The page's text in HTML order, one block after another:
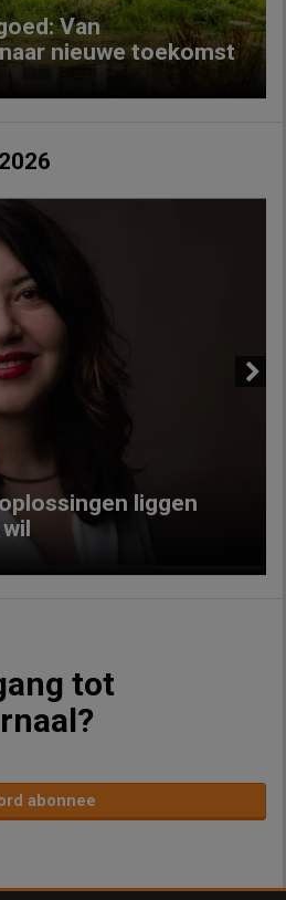
Van
nieuwe toekomst
liggen
tot
abonnee